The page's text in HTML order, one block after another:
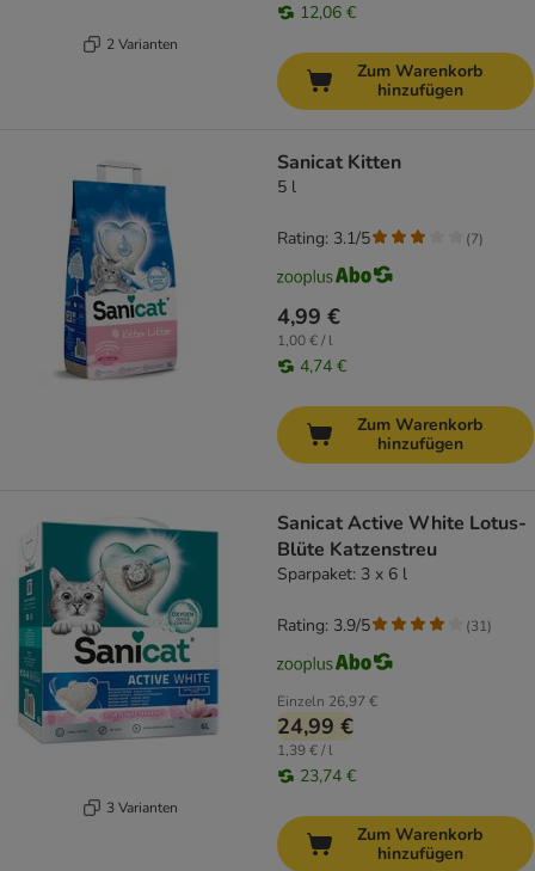
2 Varianten
12,06 €
Zum Warenkorb
hinzufügen
Sanicat Kitten
5 l
4,99 €
1,00 € / l
4,74 €
Rating: 3.1/5 (7)
Zum Warenkorb
hinzufügen
3 Varianten
Sanicat Active White Lotus-
Blüte Katzenstreu
Sparpaket: 3 x 6 l
Einzeln 26,97 €
24,99 €
1,39 € / l
23,74 €
Rating: 3.9/5 (31)
Zum Warenkorb
hinzufügen